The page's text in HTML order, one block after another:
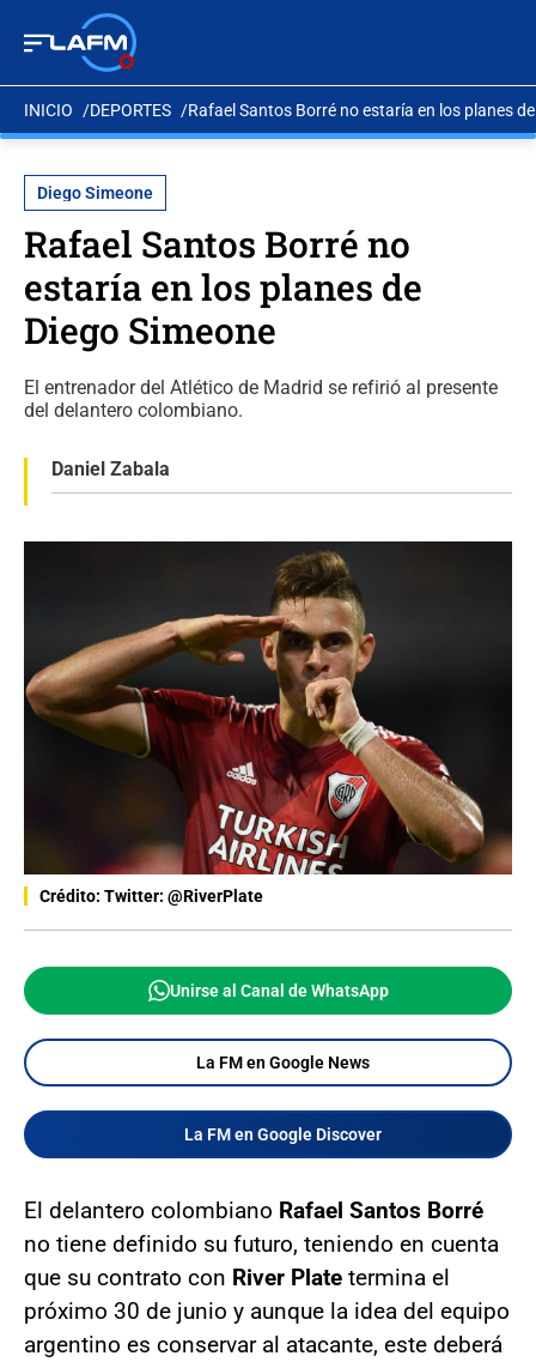
INICIO DEPORTES Rafael Santos Borré no estaría en los planes
Diego Simeone
Rafael Santos Borré no
estaría en los planes de
Diego Simeone
El entrenador del Atlético de Madrid se refirió al presente
del delantero colombiano.
Daniel Zabala
Crédito: Twitter: @RiverPlate
Unirse al Canal de WhatsApp
La FM en Google News
La FM en Google Discover
El delantero colombiano Rafael Santos Borré
no tiene definido su futuro, teniendo en cuenta
que su contrato con River Plate termina el
próximo 30 de junio y aunque la idea del equipo
argentino es conservar al atacante, este deberá